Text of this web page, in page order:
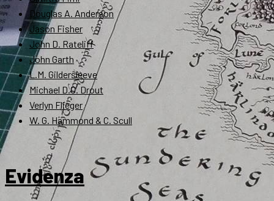
Douglas A. Anderson
Jason Fisher
John D. Rateliff
John Garth
L.M. Gildersleeve
Michael D.C. Drout
Verlyn Flieger
W. G. Hammond & C. Scull
Evidenza